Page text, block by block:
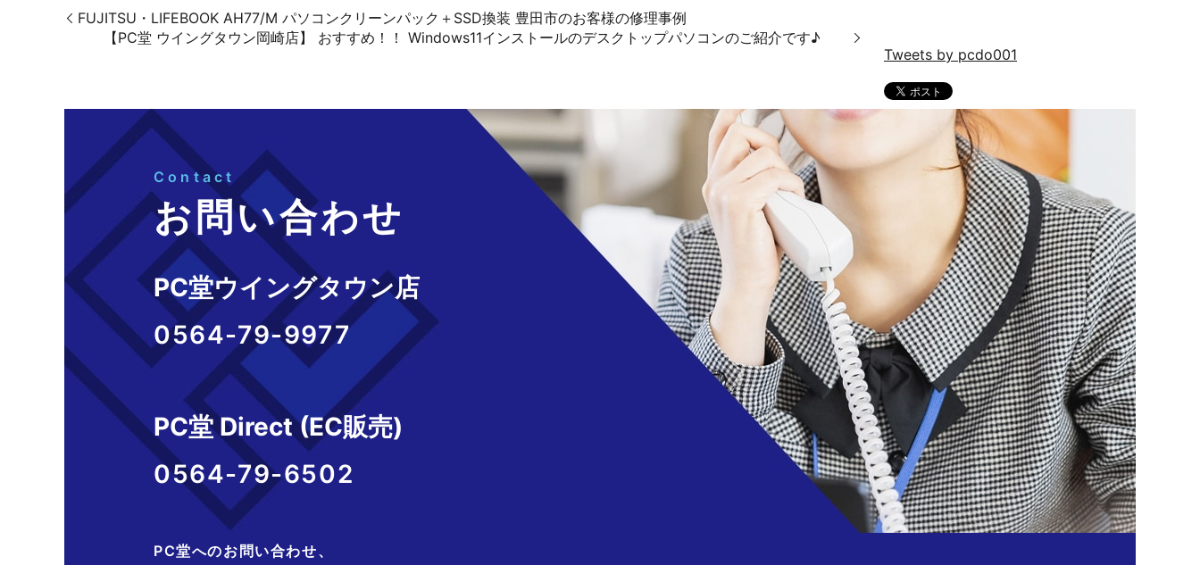
FUJITSU・LIFEBOOK AH77/M パソコンクリーンパック＋SSD換装 豊田市のお客様の修理事例
【PC堂 ウイングタウン岡崎店】 おすすめ！！ Windows11インストールのデスクトップパソコンのご紹介です♪
Tweets by pcdo001
Contact
お問い合わせ
PC堂ウイングタウン店
0564-79-9977
PC堂 Direct (EC販売)
0564-79-6502
PC堂へのお問い合わせ、